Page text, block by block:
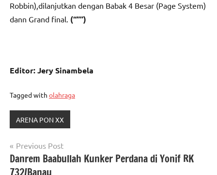
Robbin),dilanjutkan dengan Babak 4 Besar (Page System)
dann Grand final. (“””)
Editor: Jery Sinambela
Tagged with olahraga
ARENA PON XX
Navigasi
pos
Previous Post
Danrem Baabullah Kunker Perdana di Yonif RK